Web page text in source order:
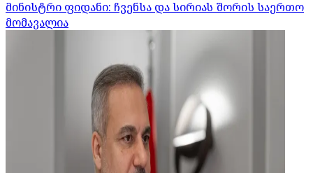
მინისტრი ფიდანი: ჩვენსა და სირიას შორის საერთო
მომავალია